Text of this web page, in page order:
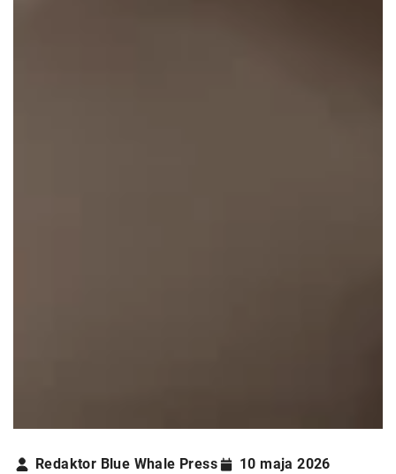
Redaktor Blue Whale Press 10 maja 2026